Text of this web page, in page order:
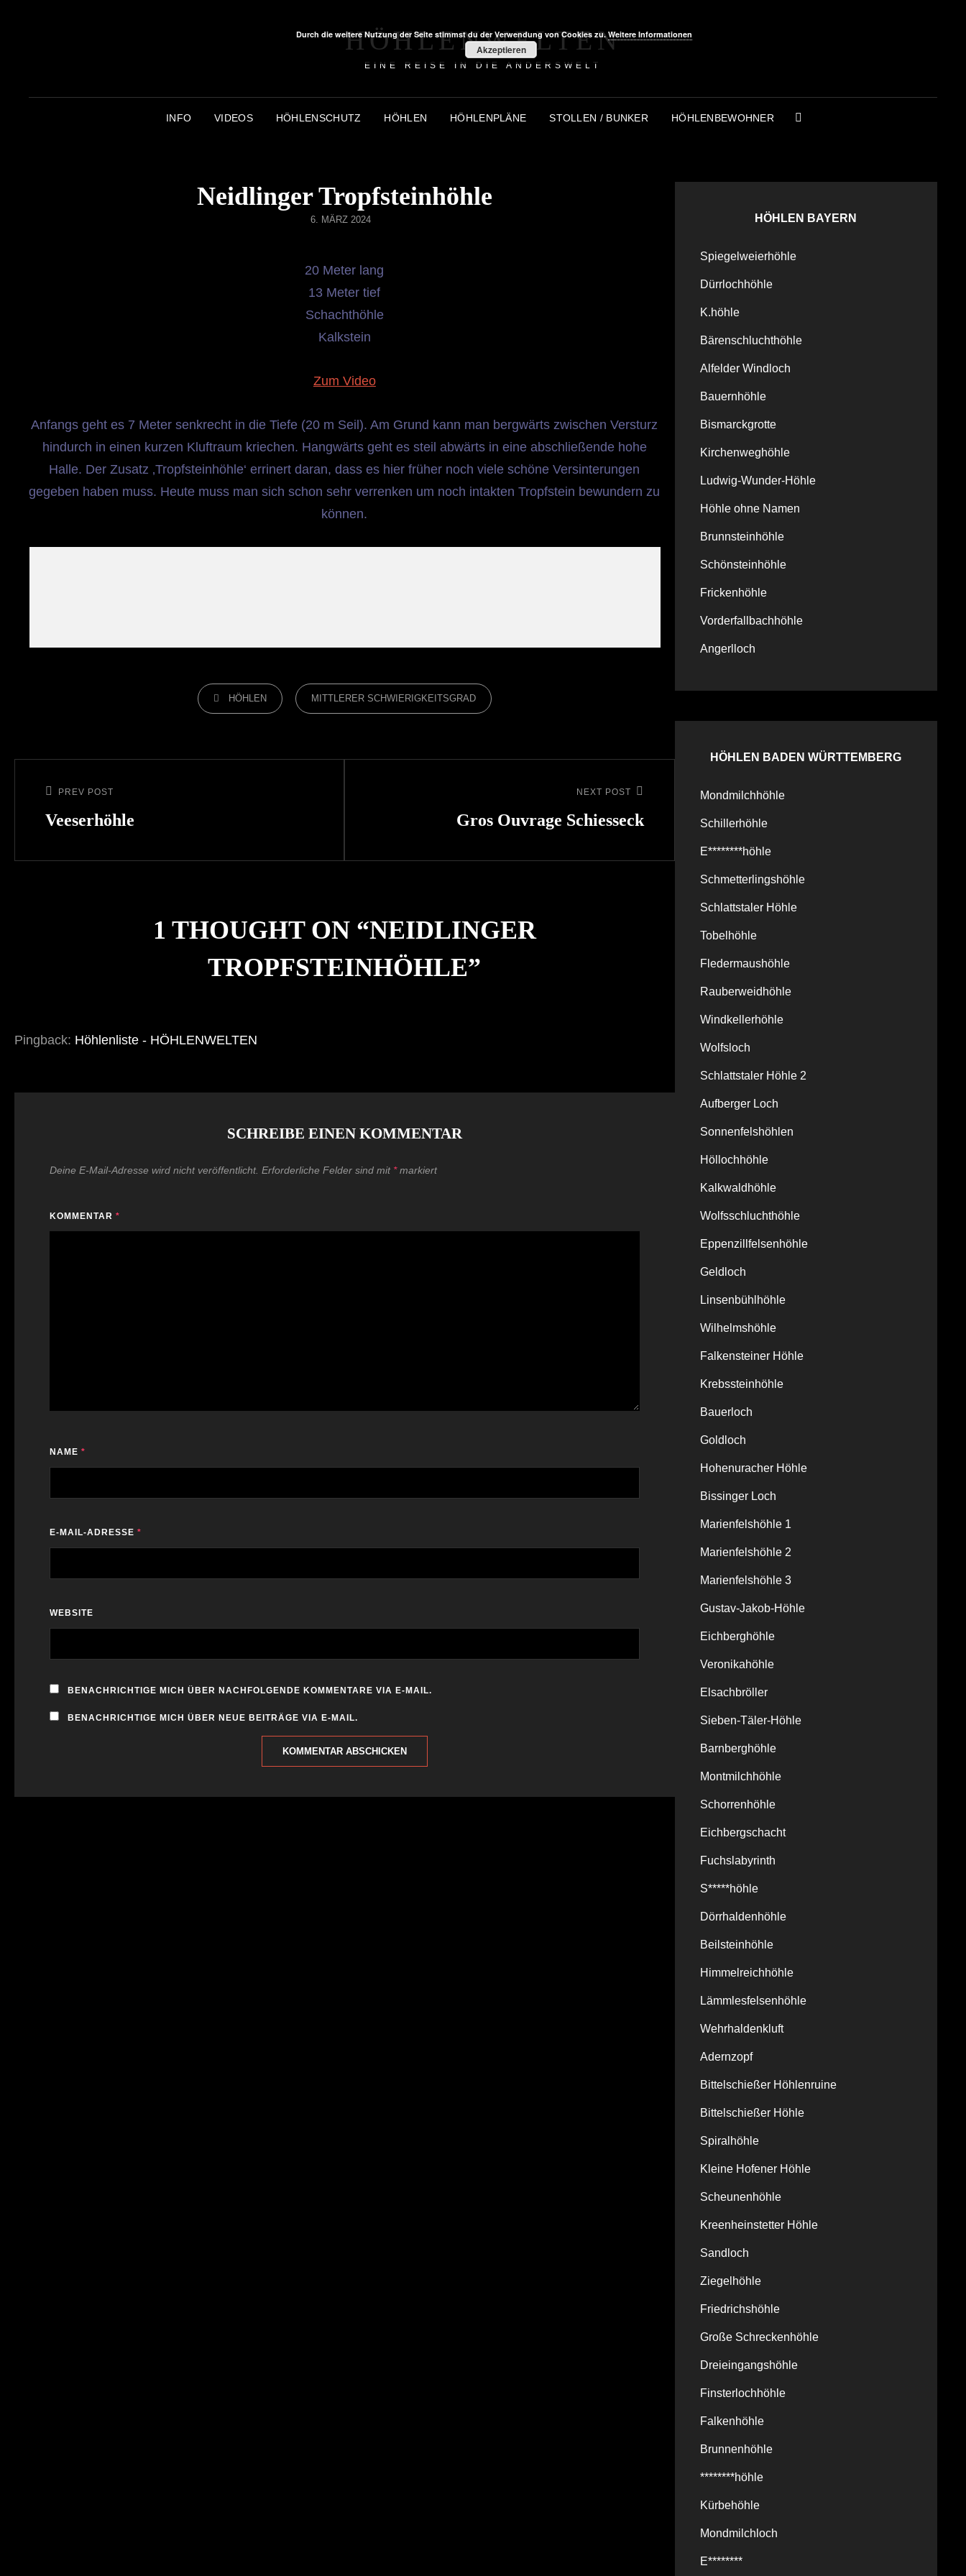
HÖHLENWELTEN
EINE REISE IN DIE ANDERSWELT
INFO VIDEOS HÖHLENSCHUTZ HÖHLEN HÖHLENPLÄNE STOLLEN / BUNKER HÖHLENBEWOHNER
Neidlinger Tropfsteinhöhle
POSTED
6. MÄRZ 2024
20 Meter lang
13 Meter tief
Schachthöhle
Kalkstein
Zum Video
Anfangs geht es 7 Meter senkrecht in die Tiefe (20 m Seil). Am Grund kann man bergwärts zwischen Versturz
hindurch in einen kurzen Kluftraum kriechen. Hangwärts geht es steil abwärts in eine abschließende hohe
Halle. Der Zusatz ‚Tropfsteinhöhle‘ errinert daran, dass es hier früher noch viele schöne Versinterungen
gegeben haben muss. Heute muss man sich schon sehr verrenken um noch intakten Tropfstein bewundern zu
können.
CATEGORIES
HÖHLEN MITTLERER SCHWIERIGKEITSGRAD
Previous
Post
PREV POST
Veeserhöhle
NEXT POST
Gros Ouvrage Schiesseck
1 THOUGHT ON “NEIDLINGER
TROPFSTEINHÖHLE”
Pingback: Höhlenliste - HÖHLENWELTEN
SCHREIBE EINEN KOMMENTAR
Deine E-Mail-Adresse wird nicht veröffentlicht. Erforderliche Felder sind mit *markiert
KOMMENTAR *
NAME *
E-MAIL-ADRESSE *
WEBSITE
BENACHRICHTIGE MICH ÜBER NACHFOLGENDE KOMMENTARE VIA E-MAIL.
BENACHRICHTIGE MICH ÜBER NEUE BEITRÄGE VIA E-MAIL.
HÖHLEN BAYERN
Spiegelweierhöhle
Dürrlochhöhle
K.höhle
Bärenschluchthöhle
Alfelder Windloch
Bauernhöhle
Bismarckgrotte
Kirchenweghöhle
Ludwig-Wunder-Höhle
Höhle ohne Namen
Brunnsteinhöhle
Schönsteinhöhle
Frickenhöhle
Vorderfallbachhöhle
Angerlloch
HÖHLEN BADEN WÜRTTEMBERG
Mondmilchhöhle
Schillerhöhle
E********höhle
Schmetterlingshöhle
Schlattstaler Höhle
Tobelhöhle
Fledermaushöhle
Rauberweidhöhle
Windkellerhöhle
Wolfsloch
Schlattstaler Höhle 2
Aufberger Loch
Sonnenfelshöhlen
Höllochhöhle
Kalkwaldhöhle
Wolfsschluchthöhle
Eppenzillfelsenhöhle
Geldloch
Linsenbühlhöhle
Wilhelmshöhle
Falkensteiner Höhle
Krebssteinhöhle
Bauerloch
Goldloch
Hohenuracher Höhle
Bissinger Loch
Marienfelshöhle 1
Marienfelshöhle 2
Marienfelshöhle 3
Gustav-Jakob-Höhle
Eichberghöhle
Veronikahöhle
Elsachbröller
Sieben-Täler-Höhle
Barnberghöhle
Montmilchhöhle
Schorrenhöhle
Eichbergschacht
Fuchslabyrinth
S*****höhle
Dörrhaldenhöhle
Beilsteinhöhle
Himmelreichhöhle
Lämmlesfelsenhöhle
Wehrhaldenkluft
Adernzopf
Bittelschießer Höhlenruine
Bittelschießer Höhle
Spiralhöhle
Kleine Hofener Höhle
Scheunenhöhle
Kreenheinstetter Höhle
Sandloch
Ziegelhöhle
Friedrichshöhle
Große Schreckenhöhle
Dreieingangshöhle
Finsterlochhöhle
Falkenhöhle
Brunnenhöhle
********höhle
Kürbehöhle
Mondmilchloch
E********
Durch die weitere Nutzung der Seite stimmst du der Verwendung von Cookies zu.Weitere Informationen
Akzeptieren